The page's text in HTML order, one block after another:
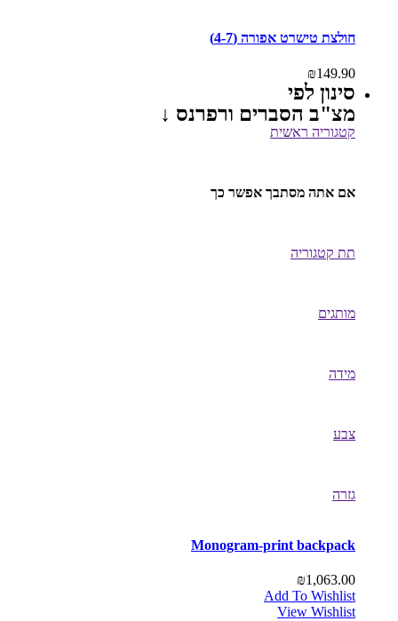
חולצת טישרט אפורה (4-7)
₪149.90
סינון לפי
מצ"ב הסברים ורפרנס ↓
קטגוריה ראשית
אם אתה מסתבך אפשר כך
תת קטגוריה
מותגים
מידה
צבע
גזרה
Monogram-print backpack
₪1,063.00
Add To Wishlist
View Wishlist